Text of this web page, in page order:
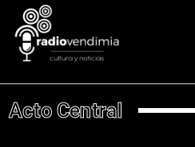
Acto Central